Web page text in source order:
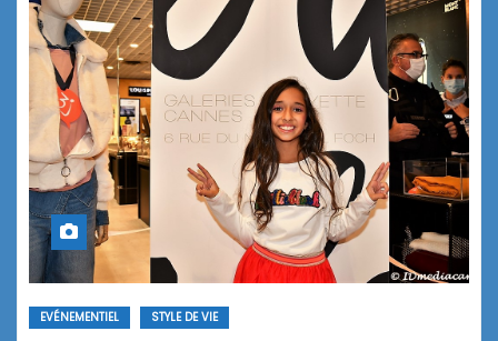
EVÉNEMENTIEL STYLE DE VIE